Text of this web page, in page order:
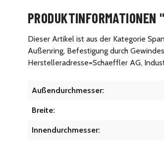
Dieser Artikel ist aus der Kategorie
Außenring, Befestigung durch
Herstelleradresse=Schaeffler AG,
Außendurchmesser:
Breite:
Innendurchmesser: